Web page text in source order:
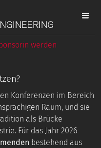
werden
Konferenzen im Bereich
Raum, und sie
als Brücke
Für das Jahr 2026
bestehend aus